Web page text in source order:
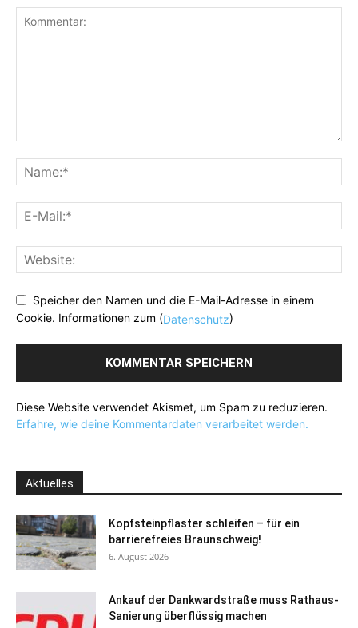
Speicher den Namen und die E-Mail-Adresse in einem
Cookie. Informationen zum (Datenschutz)
Diese Website verwendet Akismet, um Spam zu reduzieren.
Erfahre, wie deine Kommentardaten verarbeitet werden.
Aktuelles
Kopfsteinpflaster schleifen – für ein
barrierefreies Braunschweig!
6. August 2026
Ankauf der Dankwardstraße muss Rathaus-
Sanierung überflüssig machen